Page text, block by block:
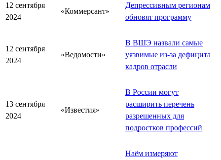
12 сентября
2024
«Коммерсант»
Депрессивным регионам
обновят программу
12 сентября
2024
«Ведомости»
В ВШЭ назвали самые
уязвимые из-за дефицита
кадров отрасли
13 сентября
2024
«Известия»
В России могут
расширить перечень
разрешенных для
подростков профессий
Наём измеряют